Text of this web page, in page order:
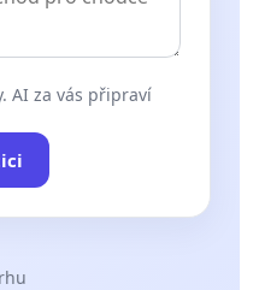
AI za vás připraví